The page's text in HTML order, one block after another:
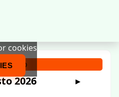
cookies
2026 ▶